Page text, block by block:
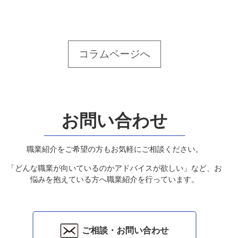
コラムページへ
お問い合わせ
職業紹介をご希望の方もお気軽にご相談ください。
「どんな職業が向いているのかアドバイスが欲しい」など、お
悩みを抱えている方へ職業紹介を行っています。
ご相談・お問い合わせ